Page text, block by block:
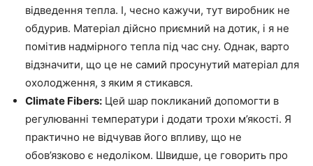
відведення тепла. І, чесно кажучи, тут виробник не
обдурив. Матеріал дійсно приємний на дотик, і я не
помітив надмірного тепла під час сну. Однак, варто
відзначити, що це не самий просунутий матеріал для
охолодження, з яким я стикався.
Climate Fibers: Цей шар покликаний допомогти в
регулюванні температури і додати трохи м’якості. Я
практично не відчував його впливу, що не
обов’язково є недоліком. Швидше, це говорить про